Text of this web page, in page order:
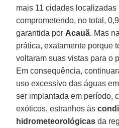
mais 11 cidades localizadas
comprometendo, no total,
garantida por Acauã. Mas
prática, exatamente porque
voltaram suas vistas para o
Em consequência,
uso excessivo das águas
ser implantada em período,
exóticos, estranhos às
hidrometeorológicas da